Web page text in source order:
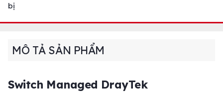
bị
MÔ TẢ SẢN PHẨM
Switch Managed DrayTek